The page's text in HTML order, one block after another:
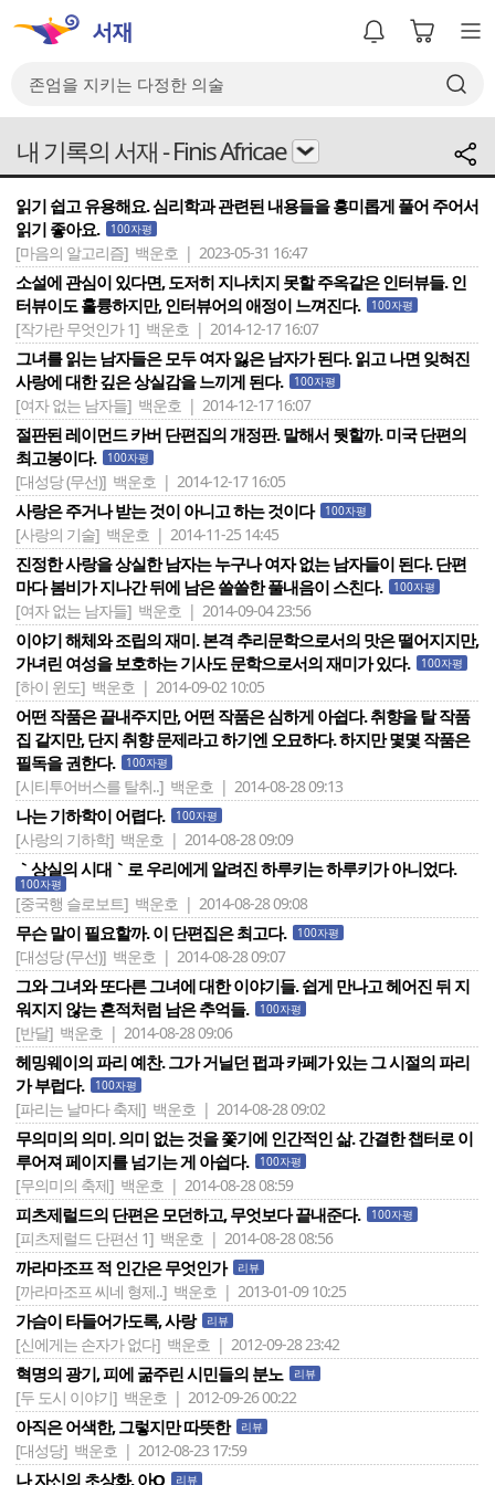
내 기록의 서재 - Finis Africae
읽기 쉽고 유용해요. 심리학과 관련된 내용들을 흥미롭게 풀어 주어서
읽기 좋아요.
100자평
[마음의 알고리즘] 백운호 | 2023-05-31 16:47
소설에 관심이 있다면, 도저히 지나치지 못할 주옥같은 인터뷰들. 인
터뷰이도 훌륭하지만, 인터뷰어의 애정이 느껴진다.
100자평
[작가란 무엇인가 1] 백운호 | 2014-12-17 16:07
그녀를 읽는 남자들은 모두 여자 잃은 남자가 된다. 읽고 나면 잊혀진
사랑에 대한 깊은 상실감을 느끼게 된다.
100자평
[여자 없는 남자들] 백운호 | 2014-12-17 16:07
절판된 레이먼드 카버 단편집의 개정판. 말해서 뭣할까. 미국 단편의
최고봉이다.
100자평
[대성당 (무선)] 백운호 | 2014-12-17 16:05
사랑은 주거나 받는 것이 아니고 하는 것이다 100자평
[사랑의 기술] 백운호 | 2014-11-25 14:45
진정한 사랑을 상실한 남자는 누구나 여자 없는 남자들이 된다. 단편
마다 봄비가 지나간 뒤에 남은 쓸쓸한 풀내음이 스친다.
100자평
[여자 없는 남자들] 백운호 | 2014-09-04 23:56
이야기 해체와 조립의 재미. 본격 추리문학으로서의 맛은 떨어지지만,
가녀린 여성을 보호하는 기사도 문학으로서의 재미가 있다.
100자평
[하이 윈도] 백운호 | 2014-09-02 10:05
어떤 작품은 끝내주지만, 어떤 작품은 심하게 아쉽다. 취향을 탈 작품
집 같지만, 단지 취향 문제라고 하기엔 오묘하다. 하지만 몇몇 작품은
필독을 권한다.
100자평
[시티투어버스를 탈취..] 백운호 | 2014-08-28 09:13
나는 기하학이 어렵다. 100자평
[사랑의 기하학] 백운호 | 2014-08-28 09:09
｀상실의 시대｀로 우리에게 알려진 하루키는 하루키가 아니었다.
100자평
[중국행 슬로보트] 백운호 | 2014-08-28 09:08
무슨 말이 필요할까. 이 단편집은 최고다. 100자평
[대성당 (무선)] 백운호 | 2014-08-28 09:07
그와 그녀와 또다른 그녀에 대한 이야기들. 쉽게 만나고 헤어진 뒤 지
워지지 않는 흔적처럼 남은 추억들.
100자평
[반달] 백운호 | 2014-08-28 09:06
헤밍웨이의 파리 예찬. 그가 거닐던 펍과 카페가 있는 그 시절의 파리
가 부럽다.
100자평
[파리는 날마다 축제] 백운호 | 2014-08-28 09:02
무의미의 의미. 의미 없는 것을 쫓기에 인간적인 삶. 간결한 챕터로 이
루어져 페이지를 넘기는 게 아쉽다.
100자평
[무의미의 축제] 백운호 | 2014-08-28 08:59
피츠제럴드의 단편은 모던하고, 무엇보다 끝내준다. 100자평
[피츠제럴드 단편선 1] 백운호 | 2014-08-28 08:56
까라마조프 적 인간은 무엇인가 리뷰
[까라마조프 씨네 형제..] 백운호 | 2013-01-09 10:25
가슴이 타들어가도록, 사랑 리뷰
[신에게는 손자가 없다] 백운호 | 2012-09-28 23:42
혁명의 광기, 피에 굶주린 시민들의 분노 리뷰
[두 도시 이야기] 백운호 | 2012-09-26 00:22
아직은 어색한, 그렇지만 따뜻한 리뷰
[대성당] 백운호 | 2012-08-23 17:59
나 자신의 초상화, 아Q 리뷰